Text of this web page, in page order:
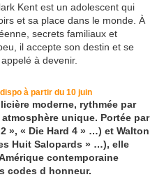
Kent est un adolescent qui
et sa place dans le monde. À
secrets familiaux et
il accepte son destin et se
à devenir.
à partir du 10 juin
moderne, rythmée par
unique. Portée par
», « Die Hard 4 » …) et Walton
Huit Salopards » …), elle
contemporaine
codes d honneur.